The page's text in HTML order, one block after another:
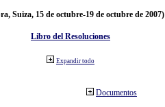
Suiza, 15 de octubre-19 de octubre de 2007)
Libro del Resoluciones
Expandir todo
Documentos